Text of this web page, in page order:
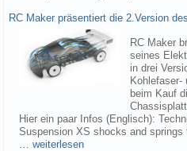
RC Maker präsentiert die 2.Version
RC Maker
seines
in drei
Kohlefaser-
beim Kauf
Hier ein paar Infos (Englisch):
Suspension XS shocks and springs
weiterlesen